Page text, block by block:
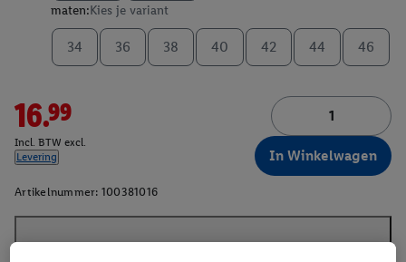
maten:Kies je variant
34 36 38 40 42 44 46
16.99
Incl. BTW excl.
Levering
In Winkelwagen
Artikelnummer: 100381016